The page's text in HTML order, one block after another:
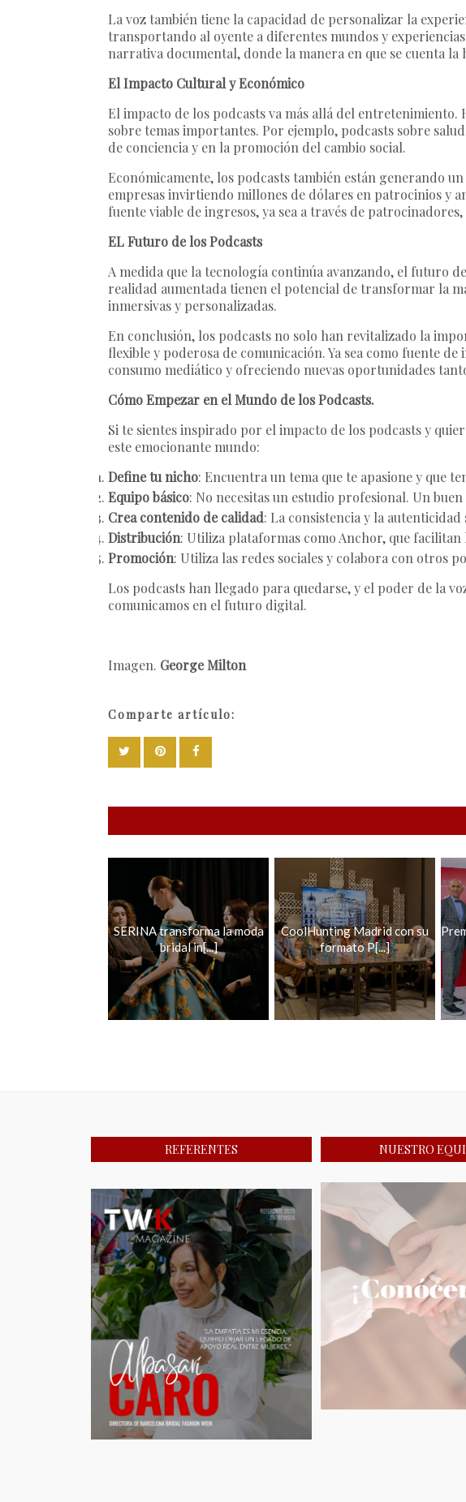
La voz también tiene la capacidad de personalizar la
transportando al oyente a diferentes mundos y
narrativa documental, donde la manera en que se cuenta
El Impacto Cultural y Económico
El impacto de los podcasts va más allá del
sobre temas importantes. Por ejemplo, podcasts sobre
de conciencia y en la promoción del cambio social.
Económicamente, los podcasts también están generando
empresas invirtiendo millones de dólares en patrocinios y
fuente viable de ingresos, ya sea a través de
EL Futuro de los Podcasts
A medida que la tecnología continúa avanzando, el futuro
realidad aumentada tienen el potencial de transformar la
inmersivas y personalizadas.
En conclusión, los podcasts no solo han revitalizado la
flexible y poderosa de comunicación. Ya sea como fuente
consumo mediático y ofreciendo nuevas oportunidades
Cómo Empezar en el Mundo de los Podcasts.
Si te sientes inspirado por el impacto de los podcasts y
este emocionante mundo:
Define tu nicho: Encuentra un tema que te apasione y que
Equipo básico: No necesitas un estudio profesional. Un
Crea contenido de calidad: La consistencia y la
Distribución: Utiliza plataformas como Anchor, que
Promoción: Utiliza las redes sociales y colabora con otros
Los podcasts han llegado para quedarse, y el poder de la
comunicamos en el futuro digital.
Imagen. George Milton
Comparte artículo:
SERINA transforma la moda
bridal in[...]
CoolHunting Madrid con su
formato P[...]
REFERENTES NUESTRO